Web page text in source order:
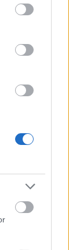
click to
tags to
Google
και να
είναι
ως
συνθήκες,
τη
είναι